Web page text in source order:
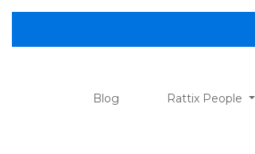
Blog Rattix People